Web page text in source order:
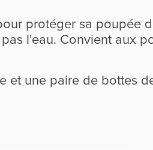
protéger sa poupée
l'eau. Convient aux
et une paire de bottes